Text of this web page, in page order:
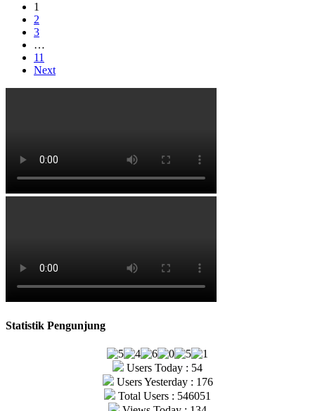
1
2
3
…
11
Next
Statistik Pengunjung
Users Today : 54
Users Yesterday : 176
Total Users : 546051